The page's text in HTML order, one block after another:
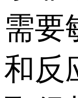
需要
和反